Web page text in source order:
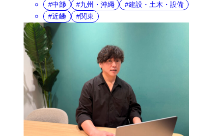
中部
九州・沖縄
建設・土木・設備
近畿
関東